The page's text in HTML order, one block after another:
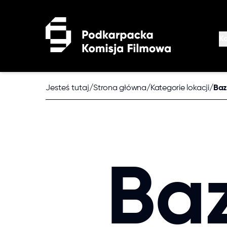
Jesteś tutaj/Strona główna/Kategorie lokacji/